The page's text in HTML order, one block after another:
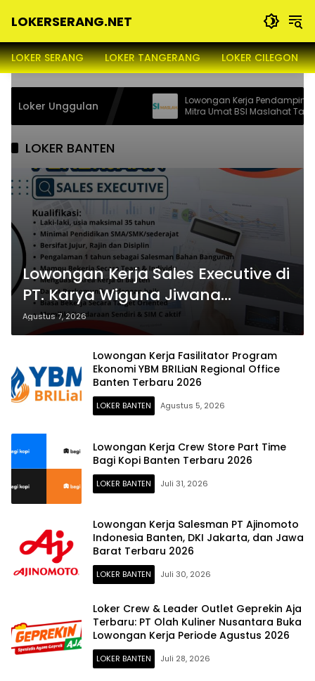
LOKERSERANG.NET
Lowongan
Kerja
Sekitarnya
LOKER SERANG LOKER TANGERANG LOKER CILEGON
Loker Unggulan
di Milkyverse
Lowongan Kerja Pendamping Program
Mitra Umat BSI Maslahat Tahap II
2026
LOKER BANTEN
Lowongan Kerja Sales Executive di
PT. Karya Wiguna Jiwana
(Banten) 2026
Agustus 7, 2026
Lowongan Kerja Fasilitator Program
Ekonomi YBM BRILiaN Regional Office
Banten Terbaru 2026
LOKER BANTEN Agustus 5, 2026
Lowongan Kerja Crew Store Part Time
Bagi Kopi Banten Terbaru 2026
LOKER BANTEN Juli 31, 2026
Lowongan Kerja Salesman PT Ajinomoto
Indonesia Banten, DKI Jakarta, dan Jawa
Barat Terbaru 2026
LOKER BANTEN Juli 30, 2026
Loker Crew & Leader Outlet Geprekin Aja
Terbaru: PT Olah Kuliner Nusantara Buka
Lowongan Kerja Periode Agustus 2026
LOKER BANTEN Juli 28, 2026